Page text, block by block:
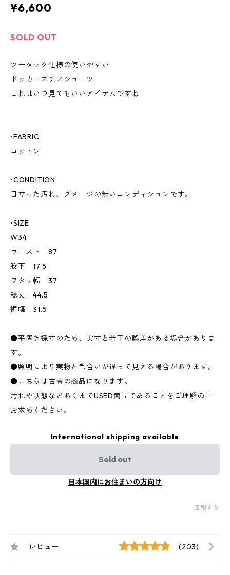
¥6,600
SOLD OUT
ツータック仕様の使いやすい
ドッカーズチノショーツ
これはいつ見てもいいアイテムですね
•FABRIC
コットン
•CONDITION
目立った汚れ、ダメージの無いコンディションです。
•SIZE
W34
ウエスト 87
股下 17.5
ワタリ幅 37
総丈 44.5
裾幅 31.5
●平置き採寸のため、実寸と若干の誤差がある場合がありま
す。
●照明により実物と色合いが違って見える場合があります。
●こちらは古着の商品になります。
汚れや状態などあくまでUSED商品であることをご理解の上
お求めください。
International shipping available
Sold out
日本国内にお住まいの方向け
通報する
レビュー (203)